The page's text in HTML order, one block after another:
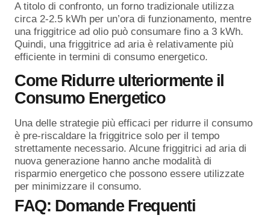
A titolo di confronto, un forno tradizionale utilizza
circa 2-2.5 kWh per un’ora di funzionamento, mentre
una friggitrice ad olio può consumare fino a 3 kWh.
Quindi, una friggitrice ad aria è relativamente più
efficiente in termini di consumo energetico.
Come Ridurre ulteriormente il
Consumo Energetico
Una delle strategie più efficaci per ridurre il consumo
è pre-riscaldare la friggitrice solo per il tempo
strettamente necessario. Alcune friggitrici ad aria di
nuova generazione hanno anche modalità di
risparmio energetico che possono essere utilizzate
per minimizzare il consumo.
FAQ: Domande Frequenti